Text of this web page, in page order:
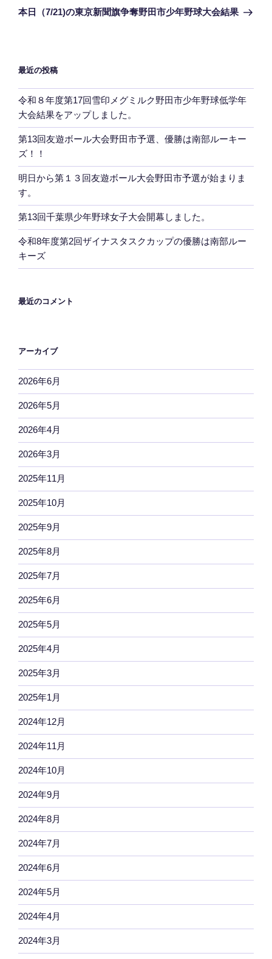
ゲ
ン
の
本日（7/21)の東京新聞旗争奪野田市少年野球大会結果
最近の投稿
令和８年度第17回雪印メグミルク野田市少年野球低学年
大会結果をアップしました。
第13回友遊ボール大会野田市予選、優勝は南部ルーキー
ズ！！
明日から第１３回友遊ボール大会野田市予選が始まりま
す。
第13回千葉県少年野球女子大会開幕しました。
令和8年度第2回ザイナスタスクカップの優勝は南部ルー
キーズ
最近のコメント
アーカイブ
2026年6月
2026年5月
2026年4月
2026年3月
2025年11月
2025年10月
2025年9月
2025年8月
2025年7月
2025年6月
2025年5月
2025年4月
2025年3月
2025年1月
2024年12月
2024年11月
2024年10月
2024年9月
2024年8月
2024年7月
2024年6月
2024年5月
2024年4月
2024年3月